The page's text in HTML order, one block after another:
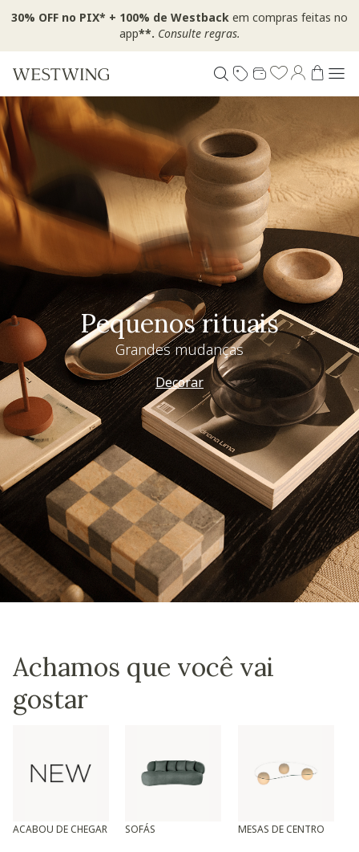
30% OFF no PIX* + 100% de Westback em compras feitas no
app**. Consulte regras.
Pequenos rituais
Grandes mudanças
Decorar
Achamos que você vai
gostar
ACABOU DE CHEGAR SOFÁS MESAS DE CENTRO